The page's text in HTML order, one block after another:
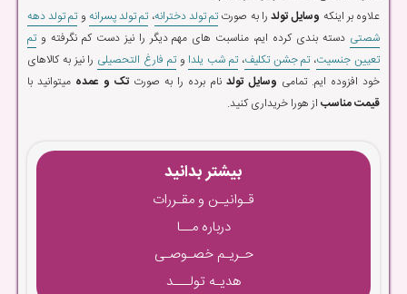
علاوه بر اینکه وسایل تولدرا به صورتتم تولد دخترانه،تم تولد پسرانه وتم تولد دهه
شصتی دسته بندی کرده ایم، مناسبت های مهم دیگر را نیز دست کم نگرفته وتم
تعیین جنسیت،تم جشن تکلیف،تم شب یلدا وتم فارغ التحصیلی را نیز به کالاهای
خود افزوده ایم. تمامی وسایل تولد نام برده را به صورت تک و عمده میتوانید با
قیمت مناسب از هورا خریداری کنید.
بیشتر بدانید
قـوانیـن و مقـررات
درباره مــا
حـریـم خصـوصـی
هدیـه تولـــد